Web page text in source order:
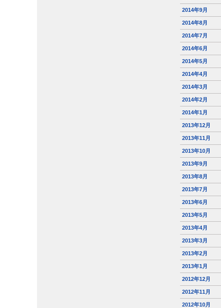
2014年9月
2014年8月
2014年7月
2014年6月
2014年5月
2014年4月
2014年3月
2014年2月
2014年1月
2013年12月
2013年11月
2013年10月
2013年9月
2013年8月
2013年7月
2013年6月
2013年5月
2013年4月
2013年3月
2013年2月
2013年1月
2012年12月
2012年11月
2012年10月